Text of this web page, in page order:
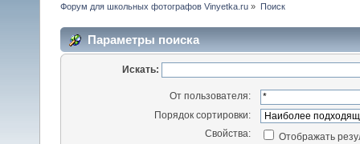
Форум для школьных фотографов Vinyetka.ru » Поиск
Параметры поиска
Искать:
От пользователя:
Порядок сортировки:
Свойства:
Отображать